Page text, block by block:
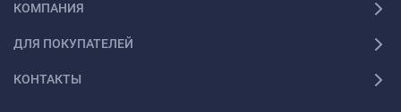
КОМПАНИЯ
ДЛЯ ПОКУПАТЕЛЕЙ
КОНТАКТЫ